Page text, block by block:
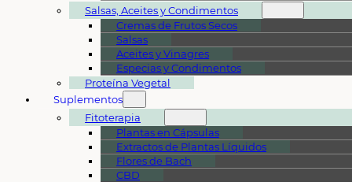
Salsas, Aceites y Condimentos
Cremas de Frutos Secos
Salsas
Aceites y Vinagres
Especias y Condimentos
Proteína Vegetal
Suplementos
Fitoterapia
Plantas en Cápsulas
Extractos de Plantas Líquidos
Flores de Bach
CBD